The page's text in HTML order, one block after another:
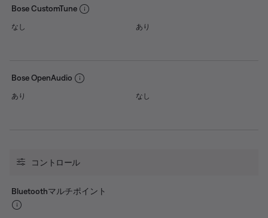
Bose CustomTune
なし
Bose OpenAudio
あり
コントロール
Bluetoothマルチポイント
あり
なし